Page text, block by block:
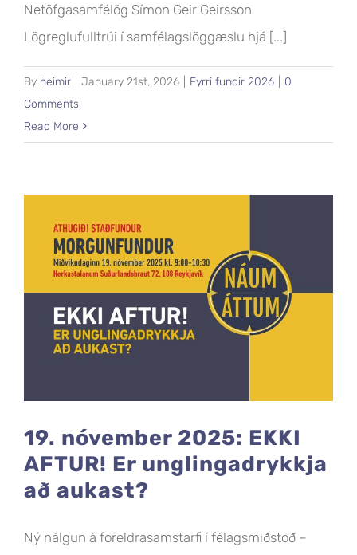
Netöfgasamfélög Símon Geir Geirsson
Lögreglufulltrúi í samfélagslöggæslu hjá [...]
By heimir January 21st, 2026 Fyrri fundir 2026
0
Comments
Read More
19. nóvember 2025: EKKI
AFTUR! Er unglingadrykkja
að aukast?
Ný nálgun á foreldrasamstarfi í félagsmiðstöð –